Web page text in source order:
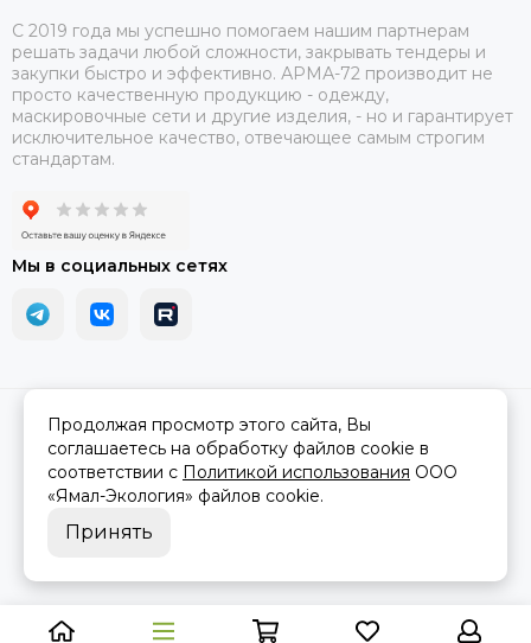
С 2019 года мы успешно помогаем нашим партнерам
решать задачи любой сложности, закрывать тендеры и
закупки быстро и эффективно. АРМА-72 производит не
просто качественную продукцию - одежду,
маскировочные сети и другие изделия, - но и гарантирует
исключительное качество, отвечающее самым строгим
стандартам.
Мы в социальных сетях
2026 © АРМА-72 - военное снаряжение и экипировка оптом и в
розницу.Карта сайта
Продолжая просмотр этого сайта, Вы
соглашаетесь на обработку файлов cookie в
соответствии с Политикой использования ООО
«Ямал-Экология» файлов cookie.
Принять